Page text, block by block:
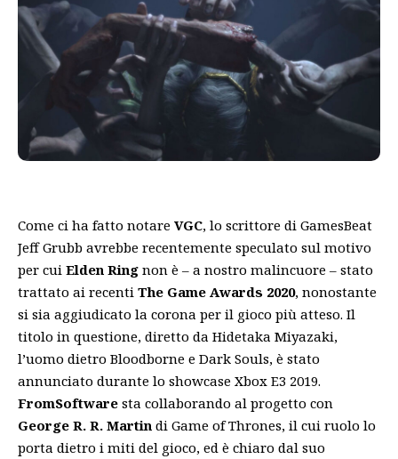
Come ci ha fatto notare VGC, lo scrittore di GamesBeat
Jeff Grubb avrebbe recentemente speculato sul motivo
per cui Elden Ring non è – a nostro malincuore – stato
trattato ai recenti The Game Awards 2020, nonostante
si sia aggiudicato la corona per il gioco più atteso. Il
titolo in questione, diretto da Hidetaka Miyazaki,
l’uomo dietro Bloodborne e Dark Souls, è stato
annunciato durante lo showcase Xbox E3 2019.
FromSoftware sta collaborando al progetto con
George R. R. Martin di Game of Thrones, il cui ruolo lo
porta dietro i miti del gioco, ed è chiaro dal suo